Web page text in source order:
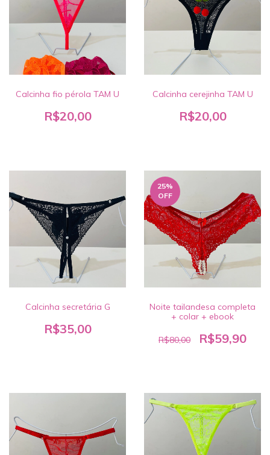
Calcinha fio pérola TAM U
R$20,00
Calcinha cerejinha TAM U
R$20,00
Calcinha secretária G
R$35,00
25%
OFF
Noite tailandesa completa
+ colar + ebook
R$80,00 R$59,90